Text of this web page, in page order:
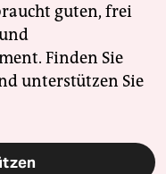
guten, frei
Finden Sie
unterstützen Sie